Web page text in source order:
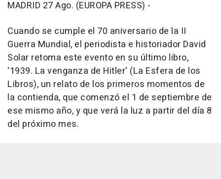
MADRID 27 Ago. (EUROPA PRESS) -
Cuando se cumple el 70 aniversario de la II
Guerra Mundial, el periodista e historiador David
Solar retoma este evento en su último libro,
'1939. La venganza de Hitler' (La Esfera de los
Libros), un relato de los primeros momentos de
la contienda, que comenzó el 1 de septiembre de
ese mismo año, y que verá la luz a partir del día 8
del próximo mes.